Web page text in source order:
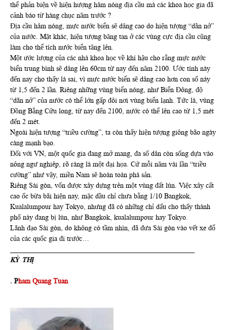
thể phản biện về hiện hượng hâm nóng địa cầu mà các khoa học gia đã
cảnh báo từ hàng chục năm trước ?
Địa cầu hâm nóng, mực nước biển sẽ dâng cao do hiện tượng “dãn nở”
của nước. Mặt khác, hiện tượng băng tan ở các vùng cực địa cầu cũng
làm cho thể tích nước biển tăng lên.
Một ước lượng của các nhà khoa học về khí hậu cho rằng mực nước
biển trung bình sẽ dâng lên 60cm từ nay đến năm 2100. Ước tính này
đến nay cho thấy là sai, vì mực nước biển sẽ dâng cao hơn con số này
từ 1,5 đến 2 lần. Riêng những vùng biển nóng, như Biển Đông, độ
“dãn nở” của nước có thể lớn gấp đôi nơi vùng biển lạnh. Tức là, vùng
Đồng Bằng Cửu long, từ nay đến 2100, nước có thể lên cao từ 1,5 mét
đến 2 mét.
Ngoài hiện tượng “triều cường”, ta còn thấy hiện tượng giông bão ngày
càng mạnh bạo.
Đối với VN, một quốc gia đang mở mang, đa số dân còn sống dựa vào
nông ngư nghiêp, rõ ràng là một đại họa. Cứ mỗi năm vài lần “triều
cường” như vậy, miền Nam sẽ hoàn toàn phá sản.
Riêng Sài gòn, vốn được xây dựng trên một vùng đất lún. Việc xây cất
cao ốc bừa bãi hiện nay, mặc dầu chỉ chưa bằng 1/10 Bangkok,
Kualalumpour hay Tokyo, nhưng đã có những chỉ dấu cho thấy thành
phố này đang bị lún, như Bangkok, kualalumpour hay Tokyo.
Lãnh đạo Sài gòn, do không có tầm nhìn, đã đưa Sài gòn vào vết xe đổ
của các quốc gia đi trước…
KỲ THỊ
. Pham Quang Tuan